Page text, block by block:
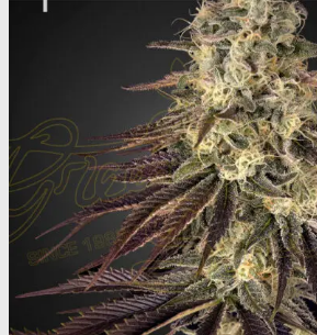
Oplev ALLe vores
brands lige her
Gå til brands